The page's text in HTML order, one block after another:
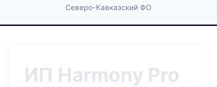
Северо-Кавказский ФО
ИП Harmony Pro